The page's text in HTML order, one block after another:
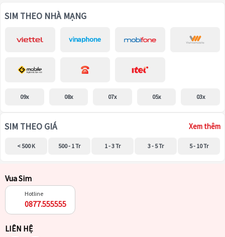
SIM THEO NHÀ MẠNG
09x 08x 07x 05x 03x
SIM THEO GIÁ Xem thêm
< 500 K 500 - 1 Tr 1 - 3 Tr 3 - 5 Tr 5 - 10 Tr
Vua Sim
Hotline
0877.555555
LIÊN HỆ